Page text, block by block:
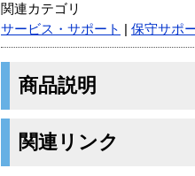
関連カテゴリ
サービス・サポート
保守サポ
商品説明
関連リンク